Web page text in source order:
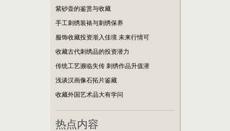
紫砂壶的鉴赏与收藏
手工刺绣装裱与刺绣保养
服饰收藏投资渐入佳境 未来行情可
收藏古代刺绣品的投资潜力
传统工艺濒临失传 刺绣作品升值潜
浅谈汉画像石拓片鉴藏
收藏外国艺术品大有学问
热点内容